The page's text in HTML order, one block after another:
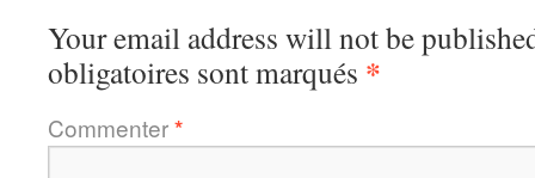
Your email address will not be
obligatoires sont marqués *
Commenter*